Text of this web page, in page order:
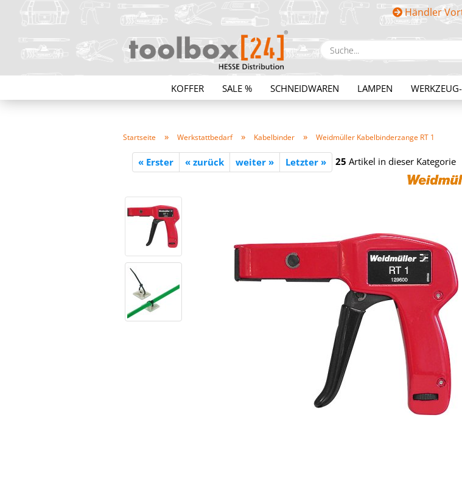
Händler
Sprache auswählen
E-Mail
KOFFER SALE % SCHNEIDWAREN LAMPEN
Startseite » Werkstattbedarf » Kabelbinder » Weidmüller Kabelbinderzange RT 1
« Erster « zurück weiter » Letzter » 25 Artikel in dieser Kategorie